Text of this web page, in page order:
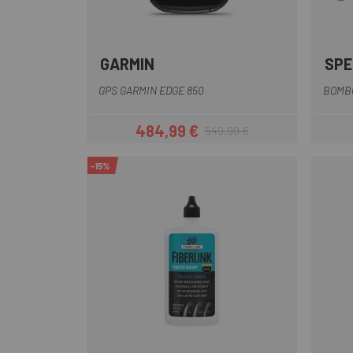
GARMIN
GPS GARMIN EDGE 850
Precio
484,99 €Precio regular
549,99 €
-15%